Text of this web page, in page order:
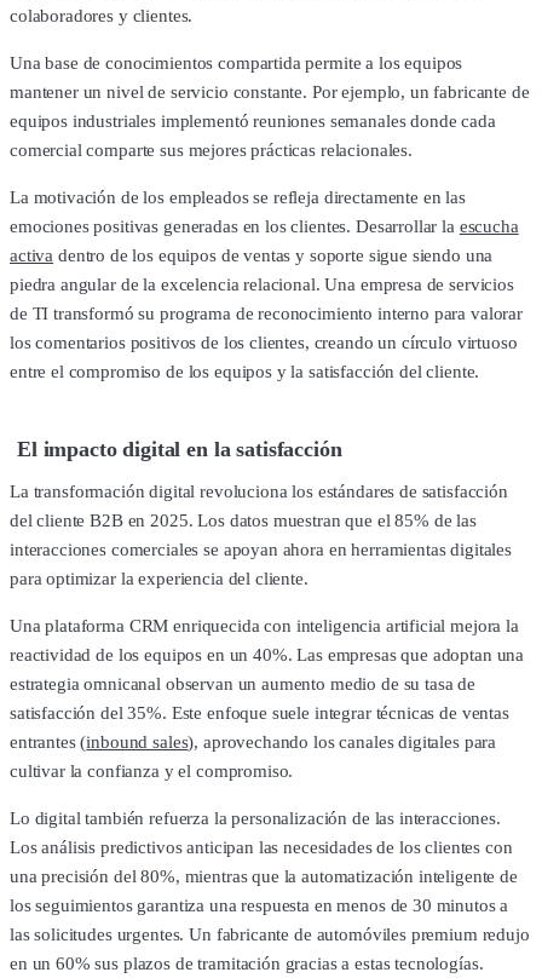
colaboradores y clientes.
Una base de conocimientos compartida permite a los equipos
mantener un nivel de servicio constante. Por ejemplo, un fabricante de
equipos industriales implementó reuniones semanales donde cada
comercial comparte sus mejores prácticas relacionales.
La motivación de los empleados se refleja directamente en las
emociones positivas generadas en los clientes. Desarrollar la escucha
activa dentro de los equipos de ventas y soporte sigue siendo una
piedra angular de la excelencia relacional. Una empresa de servicios
de TI transformó su programa de reconocimiento interno para valorar
los comentarios positivos de los clientes, creando un círculo virtuoso
entre el compromiso de los equipos y la satisfacción del cliente.
El impacto digital en la satisfacción
La transformación digital revoluciona los estándares de satisfacción
del cliente B2B en 2025. Los datos muestran que el 85% de las
interacciones comerciales se apoyan ahora en herramientas digitales
para optimizar la experiencia del cliente.
Una plataforma CRM enriquecida con inteligencia artificial mejora la
reactividad de los equipos en un 40%. Las empresas que adoptan una
estrategia omnicanal observan un aumento medio de su tasa de
satisfacción del 35%. Este enfoque suele integrar técnicas de ventas
entrantes (inbound sales), aprovechando los canales digitales para
cultivar la confianza y el compromiso.
Lo digital también refuerza la personalización de las interacciones.
Los análisis predictivos anticipan las necesidades de los clientes con
una precisión del 80%, mientras que la automatización inteligente de
los seguimientos garantiza una respuesta en menos de 30 minutos a
las solicitudes urgentes. Un fabricante de automóviles premium redujo
en un 60% sus plazos de tramitación gracias a estas tecnologías.